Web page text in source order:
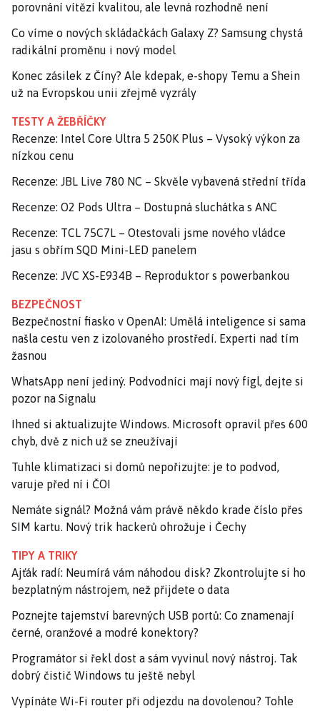
porovnání vítězí kvalitou, ale levná rozhodně není
Co víme o nových skládačkách Galaxy Z? Samsung chystá
radikální proměnu i nový model
Konec zásilek z Číny? Ale kdepak, e-shopy Temu a Shein
už na Evropskou unii zřejmě vyzrály
TESTY A ŽEBŘÍČKY
Recenze: Intel Core Ultra 5 250K Plus – Vysoký výkon za
nízkou cenu
Recenze: JBL Live 780 NC – Skvěle vybavená střední třída
Recenze: O2 Pods Ultra – Dostupná sluchátka s ANC
Recenze: TCL 75C7L – Otestovali jsme nového vládce
jasu s obřím SQD Mini-LED panelem
Recenze: JVC XS-E934B – Reproduktor s powerbankou
BEZPEČNOST
Bezpečnostní fiasko v OpenAI: Umělá inteligence si sama
našla cestu ven z izolovaného prostředí. Experti nad tím
žasnou
WhatsApp není jediný. Podvodníci mají nový fígl, dejte si
pozor na Signalu
Ihned si aktualizujte Windows. Microsoft opravil přes 600
chyb, dvě z nich už se zneužívají
Tuhle klimatizaci si domů nepořizujte: je to podvod,
varuje před ní i ČOI
Nemáte signál? Možná vám právě někdo krade číslo přes
SIM kartu. Nový trik hackerů ohrožuje i Čechy
TIPY A TRIKY
Ajťák radí: Neumírá vám náhodou disk? Zkontrolujte si ho
bezplatným nástrojem, než přijdete o data
Poznejte tajemství barevných USB portů: Co znamenají
černé, oranžové a modré konektory?
Programátor si řekl dost a sám vyvinul nový nástroj. Tak
dobrý čistič Windows tu ještě nebyl
Vypínáte Wi-Fi router při odjezdu na dovolenou? Tohle